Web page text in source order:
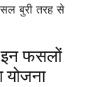
बुरी तरह से
फसलों
योजना